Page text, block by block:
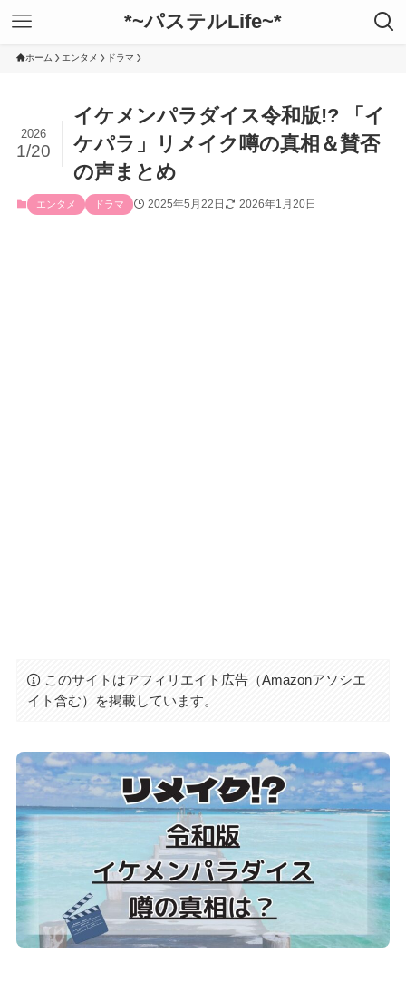
*~パステルLife~*
ホーム エンタメ ドラマ
イケメンパラダイス令和版!? 「イ
ケパラ」リメイク噂の真相＆賛否
の声まとめ
2026
1/20
エンタメ ドラマ 2025年5月22日 2026年1月20日
このサイトはアフィリエイト広告（Amazonアソシエ
イト含む）を掲載しています。